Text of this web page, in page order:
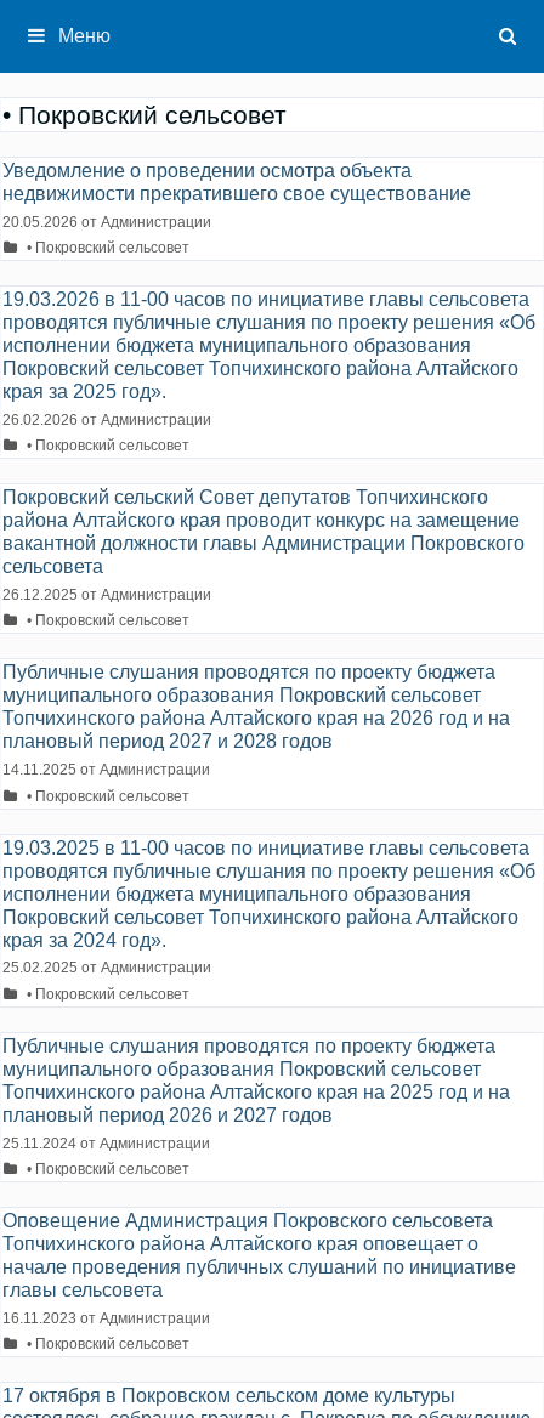
содержимому
Меню
• Покровский сельсовет
Уведомление о проведении осмотра объекта
недвижимости прекратившего свое существование
20.05.2026 от Администрации
Рубрики
• Покровский сельсовет
19.03.2026 в 11-00 часов по инициативе главы сельсовета
проводятся публичные слушания по проекту решения «Об
исполнении бюджета муниципального образования
Покровский сельсовет Топчихинского района Алтайского
края за 2025 год».
26.02.2026 от Администрации
Рубрики
• Покровский сельсовет
Покровский сельский Совет депутатов Топчихинского
района Алтайского края проводит конкурс на замещение
вакантной должности главы Администрации Покровского
сельсовета
26.12.2025 от Администрации
Рубрики
• Покровский сельсовет
Публичные слушания проводятся по проекту бюджета
муниципального образования Покровский сельсовет
Топчихинского района Алтайского края на 2026 год и на
плановый период 2027 и 2028 годов
14.11.2025 от Администрации
Рубрики
• Покровский сельсовет
19.03.2025 в 11-00 часов по инициативе главы сельсовета
проводятся публичные слушания по проекту решения «Об
исполнении бюджета муниципального образования
Покровский сельсовет Топчихинского района Алтайского
края за 2024 год».
25.02.2025 от Администрации
Рубрики
• Покровский сельсовет
Публичные слушания проводятся по проекту бюджета
муниципального образования Покровский сельсовет
Топчихинского района Алтайского края на 2025 год и на
плановый период 2026 и 2027 годов
25.11.2024 от Администрации
Рубрики
• Покровский сельсовет
Оповещение Администрация Покровского сельсовета
Топчихинского района Алтайского края оповещает о
начале проведения публичных слушаний по инициативе
главы сельсовета
16.11.2023 от Администрации
Рубрики
• Покровский сельсовет
17 октября в Покровском сельском доме культуры